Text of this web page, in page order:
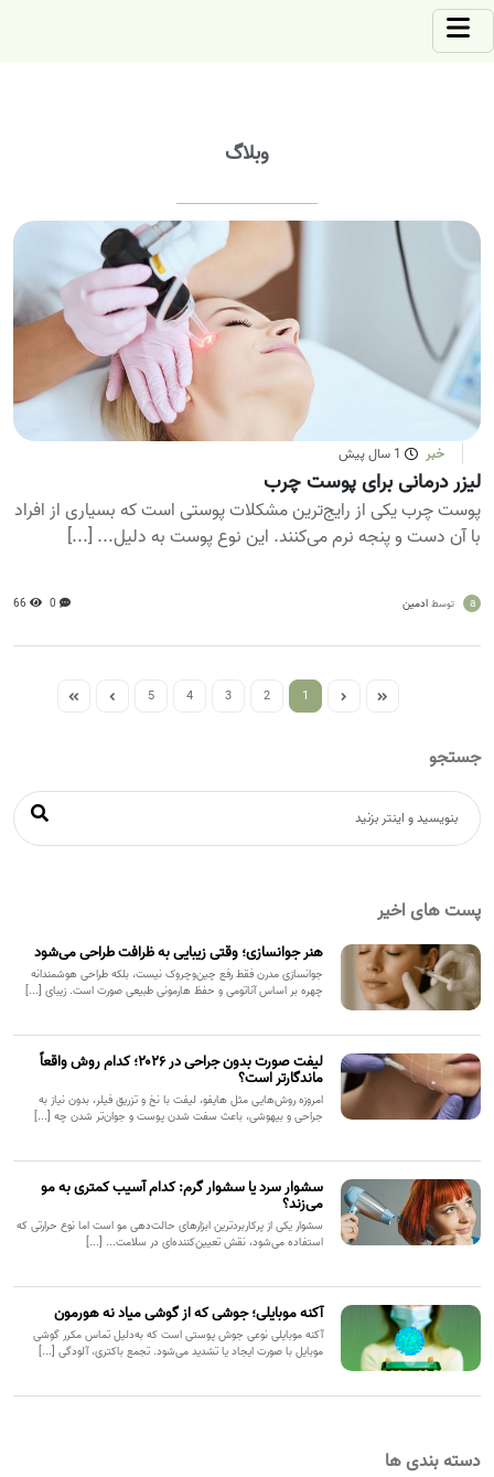
وبلاگ
خبر 1 سال پیش
لیزر درمانی برای پوست چرب
پوست چرب یکی از رایج‌ترین مشکلات پوستی است که بسیاری از افراد
با آن دست و پنجه نرم می‌کنند. این نوع پوست به دلیل... [...]
a توسط ادمین 0
66
1
2
3
4
5
جستجو
پست های اخیر
هنر جوانسازی؛ وقتی زیبایی به ظرافت طراحی می‌شود
جوانسازی مدرن فقط رفع چین‌وچروک نیست، بلکه طراحی هوشمندانه
چهره بر اساس آناتومی و حفظ هارمونی طبیعی صورت است. زیبای [...]
لیفت صورت بدون جراحی در ۲۰۲۶؛ کدام روش واقعاً
ماندگارتر است؟
امروزه روش‌هایی مثل هایفو، لیفت با نخ و تزریق فیلر، بدون نیاز به
جراحی و بیهوشی، باعث سفت شدن پوست و جوان‌تر شدن چه [...]
سشوار سرد یا سشوار گرم: کدام آسیب کمتری به مو
می‌زند؟
سشوار یکی از پرکاربردترین ابزارهای حالت‌دهی مو است اما نوع حرارتی که
استفاده می‌شود، نقش تعیین‌کننده‌ای در سلامت... [...]
آکنه موبایلی؛ جوشی که از گوشی میاد نه هورمون
آکنه موبایلی نوعی جوش پوستی است که به‌دلیل تماس مکرر گوشی
موبایل با صورت ایجاد یا تشدید می‌شود. تجمع باکتری، آلودگی [...]
دسته بندی ها